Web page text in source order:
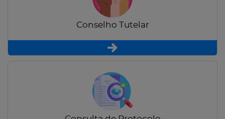
Conselho Tutelar